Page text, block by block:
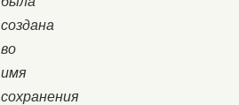
создана
во
имя
сохранения